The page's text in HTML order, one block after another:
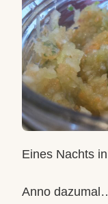
Eines Nachts
Anno